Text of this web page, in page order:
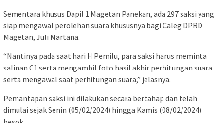
Sementara khusus Dapil 1 Magetan Panekan, ada 297 saksi yang
siap mengawal perolehan suara khususnya bagi Caleg DPRD
Magetan, Juli Martana.
“Nantinya pada saat hari H Pemilu, para saksi harus meminta
salinan C1 serta mengambil foto hasil akhir perhitungan suara
serta mengawal saat perhitungan suara,” jelasnya.
Pemantapan saksi ini dilakukan secara bertahap dan telah
dimulai sejak Senin (05/02/2024) hingga Kamis (08/02/2024)